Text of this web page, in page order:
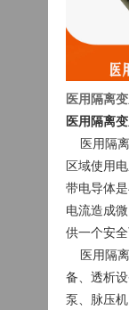
医用隔离
医用隔离
医用隔离
区域使用
带电导体
电流造成
供一个安
医用隔离
备、透析
泵、脉压